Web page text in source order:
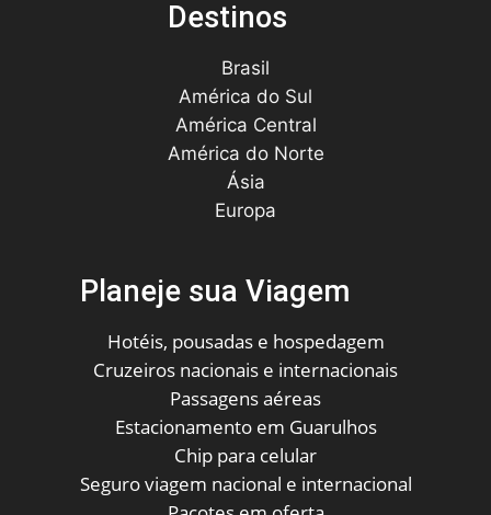
Destinos
Brasil
América do Sul
América Central
América do Norte
Ásia
Europa
Planeje sua Viagem
Hotéis, pousadas e hospedagem
Cruzeiros nacionais e internacionais
Passagens aéreas
Estacionamento em Guarulhos
Chip para celular
Seguro viagem nacional e internacional